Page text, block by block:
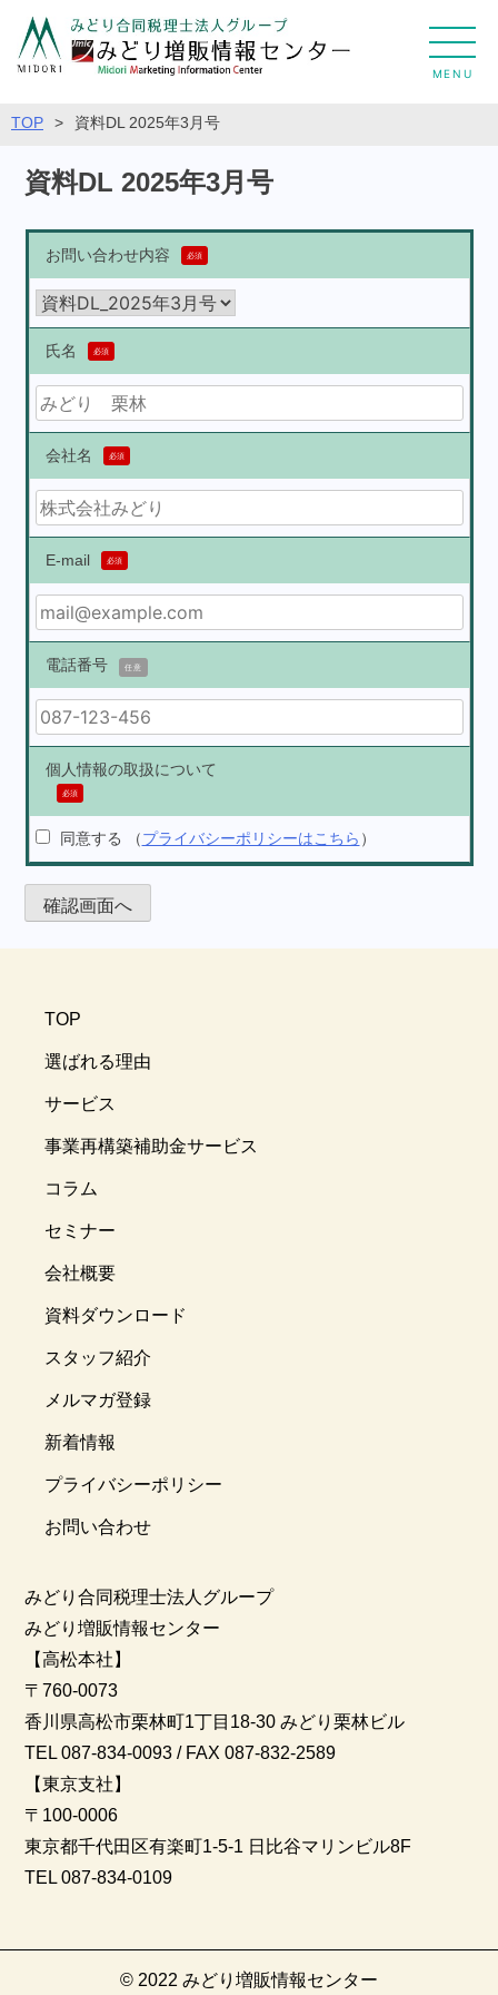
MENU
TOP > 資料DL 2025年3月号
資料DL 2025年3月号
お問い合わせ内容 必須
氏名 必須
会社名 必須
E-mail 必須
電話番号 任意
個人情報の取扱について
必須
同意する （プライバシーポリシーはこちら ）
TOP
選ばれる理由
サービス
事業再構築補助金サービス
コラム
セミナー
会社概要
資料ダウンロード
スタッフ紹介
メルマガ登録
新着情報
プライバシーポリシー
お問い合わせ
みどり合同税理士法人グループ
みどり増販情報センター
【高松本社】
〒760-0073
香川県高松市栗林町1丁目18-30 みどり栗林ビル
TEL 087-834-0093 / FAX 087-832-2589
【東京支社】
〒100-0006
東京都千代田区有楽町1-5-1 日比谷マリンビル8F
TEL 087-834-0109
© 2022 みどり増販情報センター